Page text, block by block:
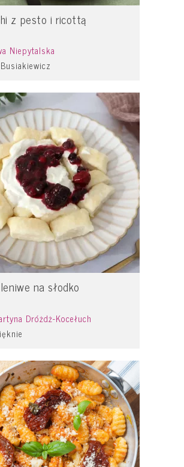
z pesto i ricottą
Niepytalska
na słodko
Dróżdż-Kocełuch